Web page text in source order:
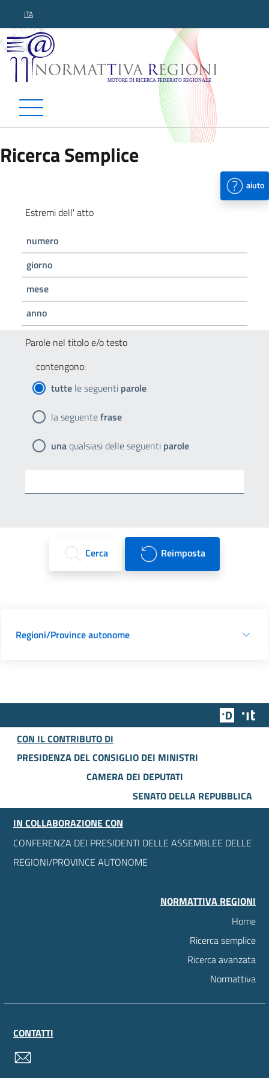
ITA
Normattiva Regioni -
Ricerca Semplice
aiuto
Estremi dell' atto
numero
giorno
mese
anno
Parole nel titolo e/o testo
contengono:
tutte le seguenti parole
la seguentefrase
unaqualsiasi delle seguenti parole
Cerca Reimposta
Regioni/Province autonome
Team
CON IL CONTRIBUTO DI
PRESIDENZA DEL CONSIGLIO DEI MINISTRI
CAMERA DEI DEPUTATI
SENATO DELLA REPUBBLICA
IN COLLABORAZIONE CON
CONFERENZA DEI PRESIDENTI DELLE ASSEMBLEE DELLE
REGIONI/PROVINCE AUTONOME
NORMATTIVA REGIONI
Home
Ricerca semplice
Ricerca avanzata
Normattiva
CONTATTI